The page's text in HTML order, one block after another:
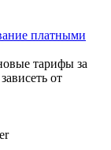
платными
тарифы за
от